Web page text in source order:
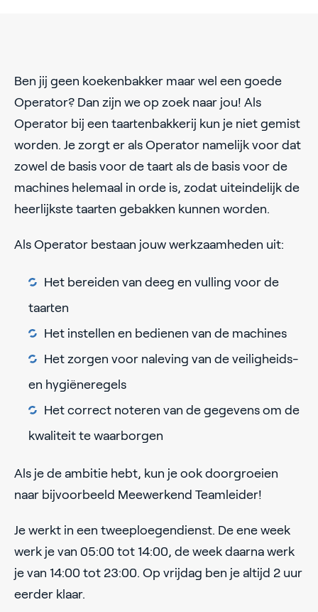
Ben jij geen koekenbakker maar wel een goede
Operator? Dan zijn we op zoek naar jou! Als
Operator bij een taartenbakkerij kun je niet gemist
worden. Je zorgt er als Operator namelijk voor dat
zowel de basis voor de taart als de basis voor de
machines helemaal in orde is, zodat uiteindelijk de
heerlijkste taarten gebakken kunnen worden.
Als Operator bestaan jouw werkzaamheden uit:
Het bereiden van deeg en vulling voor de
taarten
Het instellen en bedienen van de machines
Het zorgen voor naleving van de veiligheids-
en hygiëneregels
Het correct noteren van de gegevens om de
kwaliteit te waarborgen
Als je de ambitie hebt, kun je ook doorgroeien
naar bijvoorbeeld Meewerkend Teamleider!
Je werkt in een tweeploegendienst. De ene week
werk je van 05:00 tot 14:00, de week daarna werk
je van 14:00 tot 23:00. Op vrijdag ben je altijd 2 uur
eerder klaar.